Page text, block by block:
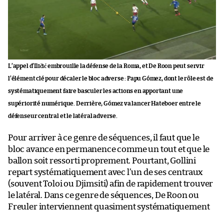
L’appel d’Iličić embrouille la défense de la Roma, et De Roon peut servir
l’élément clé pour décaler le bloc adverse : Papu Gómez, dont le rôle est de
systématiquement faire basculer les actions en apportant une
supériorité numérique. Derrière, Gómez va lancer Hateboer entre le
défenseur central et le latéral adverse.
Pour arriver à ce genre de séquences, il faut que le
bloc avance en permanence comme un tout et que le
ballon soit ressorti proprement. Pourtant, Gollini
repart systématiquement avec l’un de ses centraux
(souvent Toloi ou Djimsiti) afin de rapidement trouver
le latéral. Dans ce genre de séquences, De Roon ou
Freuler interviennent quasiment systématiquement